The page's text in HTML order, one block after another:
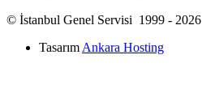
© İstanbul Genel Servisi 1999 - 2026
Tasarım Ankara Hosting